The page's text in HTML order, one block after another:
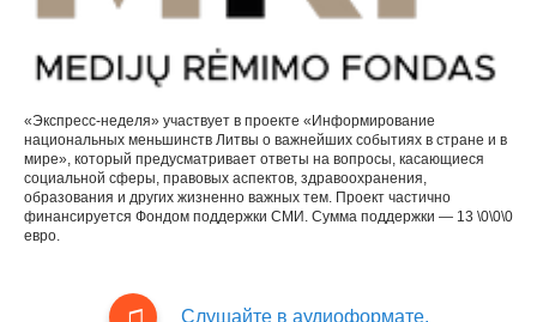
«Экспресс-неделя» участвует в проекте «Информирование
национальных меньшинств Литвы о важнейших событиях в стране и в
мире», который предусматривает ответы на вопросы, касающиеся
социальной сферы, правовых аспектов, здравоохранения,
образования и других жизненно важных тем. Проект частично
финансируется Фондом поддержки СМИ. Сумма поддержки — 13 \0\0\0
евро.
Слушайте в аудиоформате.